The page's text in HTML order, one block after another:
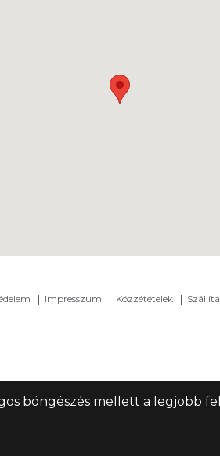
Impresszum Közzétételek
böngészés mellett a legjobb